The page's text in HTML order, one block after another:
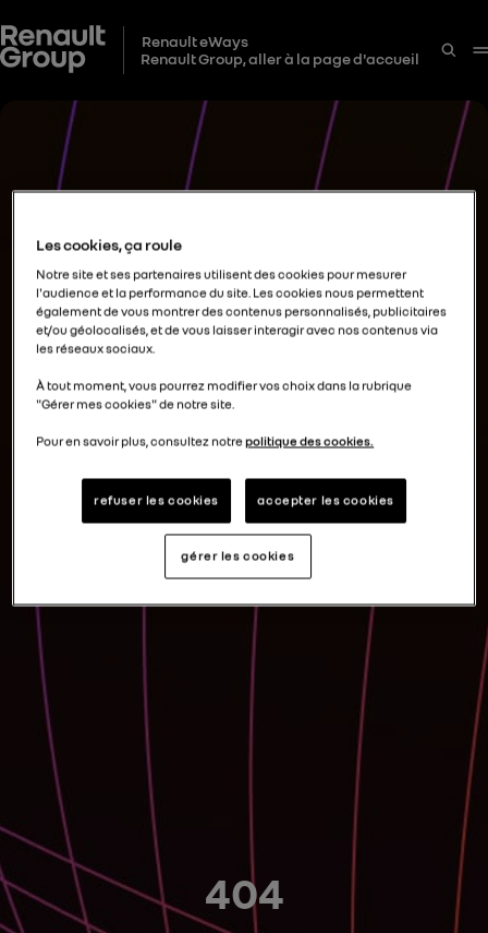
Renault eWays
Renault Group, aller à la page d'accueil
404
Les cookies, ça roule
Notre site et ses partenaires utilisent des cookies pour mesurer
l'audience et la performance du site. Les cookies nous permettent
également de vous montrer des contenus personnalisés, publicitaires
et/ou géolocalisés, et de vous laisser interagir avec nos contenus via
les réseaux sociaux.
À tout moment, vous pourrez modifier vos choix dans la rubrique
"Gérer mes cookies" de notre site.
Pour en savoir plus, consultez notrepolitique des cookies.
refuser les cookies accepter les cookies
gérer les cookies